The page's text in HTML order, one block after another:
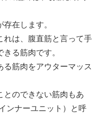
在します。
れは、腹直筋と言って手
る筋肉です。
る筋肉をアウターマッス
とのできない筋肉もあ
ンナーユニット）と呼